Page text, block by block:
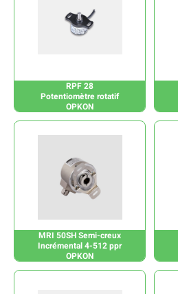
RPF 28
Potentiomètre rotatif
OPKON
MRI 50SH Semi-creux
Incrémental 4-512 ppr
OPKON